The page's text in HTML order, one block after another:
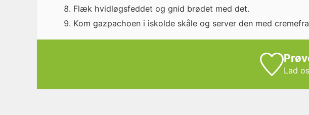
Flæk hvidløgsfeddet og gnid brødet med det.
Kom gazpachoen i iskolde skåle og server den med
Lad